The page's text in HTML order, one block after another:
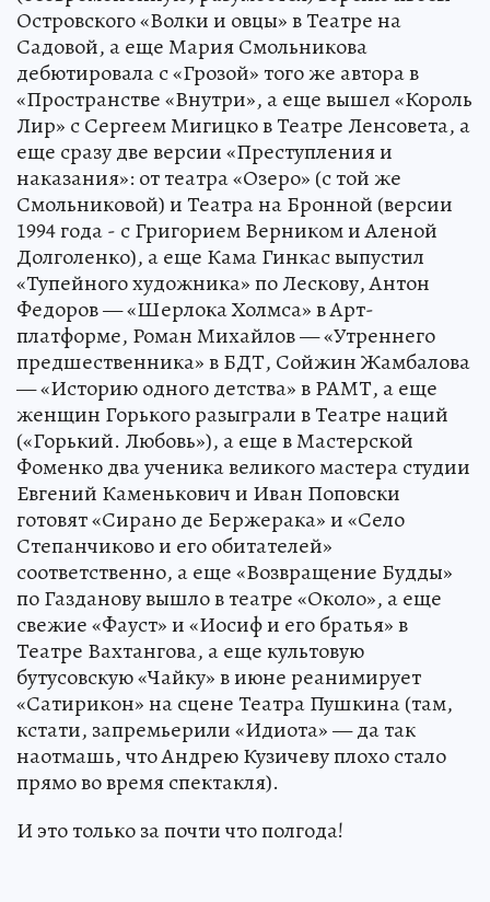
Островского «Волки и овцы» в Театре на
Садовой, а еще Мария Смольникова
дебютировала с «Грозой» того же автора в
«Пространстве «Внутри», а еще вышел «Король
Лир» с Сергеем Мигицко в Театре Ленсовета, а
еще сразу две версии «Преступления и
наказания»: от театра «Озеро» (с той же
Смольниковой) и Театра на Бронной (версии
1994 года - с Григорием Верником и Аленой
Долголенко), а еще Кама Гинкас выпустил
«Тупейного художника» по Лескову, Антон
Федоров — «Шерлока Холмса» в Арт-
платформе, Роман Михайлов — «Утреннего
предшественника» в БДТ, Сойжин Жамбалова
— «Историю одного детства» в РАМТ, а еще
женщин Горького разыграли в Театре наций
(«Горький. Любовь»), а еще в Мастерской
Фоменко два ученика великого мастера студии
Евгений Каменькович и Иван Поповски
готовят «Сирано де Бержерака» и «Село
Степанчиково и его обитателей»
соответственно, а еще «Возвращение Будды»
по Газданову вышло в театре «Около», а еще
свежие «Фауст» и «Иосиф и его братья» в
Театре Вахтангова, а еще культовую
бутусовскую «Чайку» в июне реанимирует
«Сатирикон» на сцене Театра Пушкина (там,
кстати, запремьерили «Идиота» — да так
наотмашь, что Андрею Кузичеву плохо стало
прямо во время спектакля).
И это только за почти что полгода!